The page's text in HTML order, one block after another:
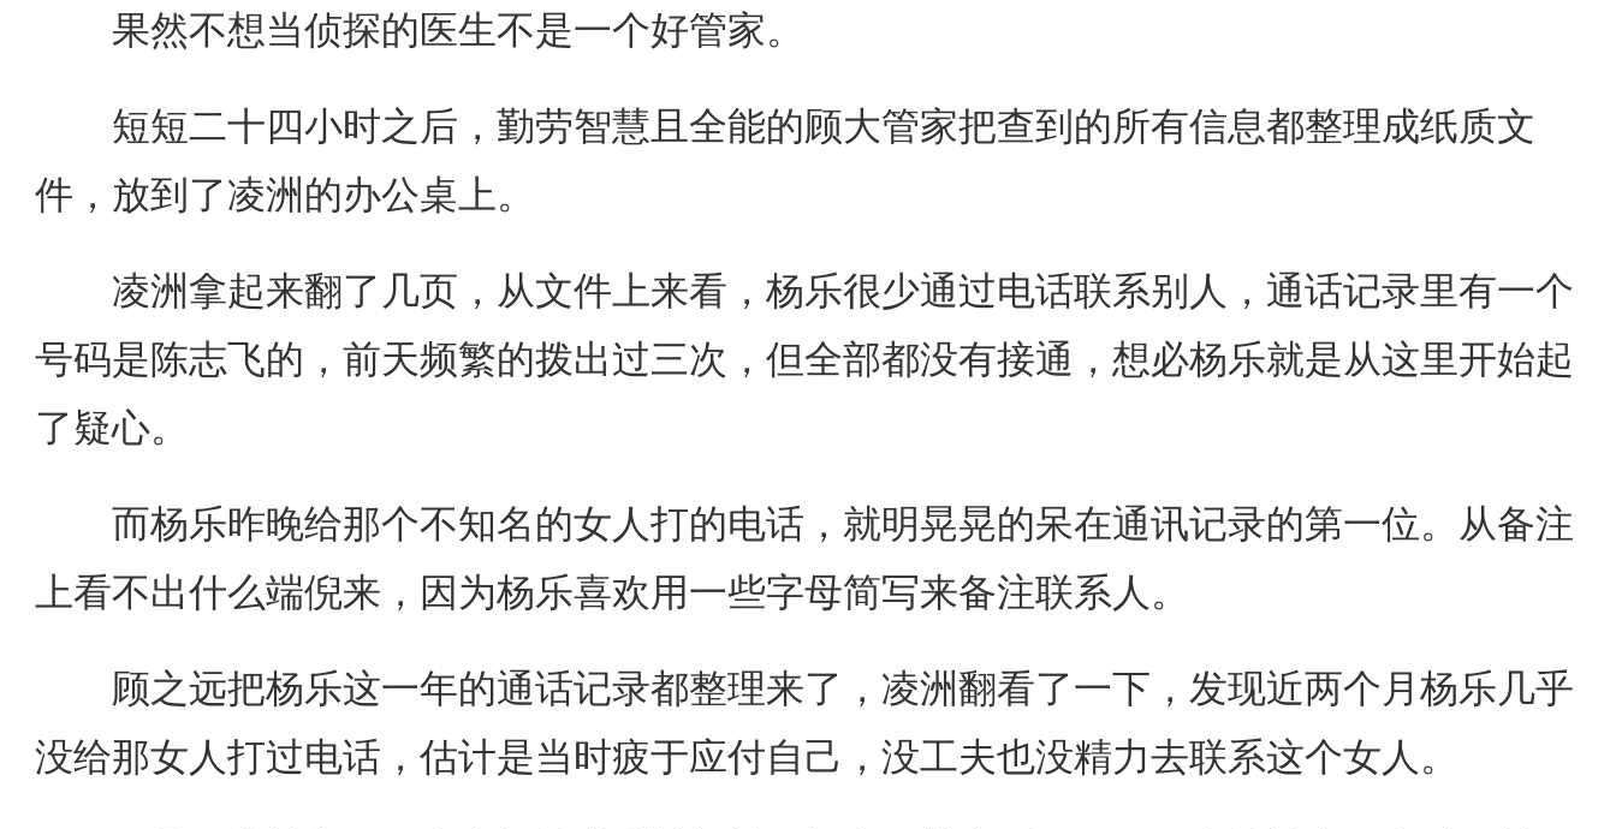
果然不想当侦探的医生不是一个好管家。
短短二十四小时之后，勤劳智慧且全能的顾大管家把查到的所有信息都整理成纸质文
件，放到了凌洲的办公桌上。
凌洲拿起来翻了几页，从文件上来看，杨乐很少通过电话联系别人，通话记录里有一个
号码是陈志飞的，前天频繁的拨出过三次，但全部都没有接通，想必杨乐就是从这里开始起
了疑心。
而杨乐昨晚给那个不知名的女人打的电话，就明晃晃的呆在通讯记录的第一位。从备注
上看不出什么端倪来，因为杨乐喜欢用一些字母简写来备注联系人。
顾之远把杨乐这一年的通话记录都整理来了，凌洲翻看了一下，发现近两个月杨乐几乎
没给那女人打过电话，估计是当时疲于应付自己，没工夫也没精力去联系这个女人。